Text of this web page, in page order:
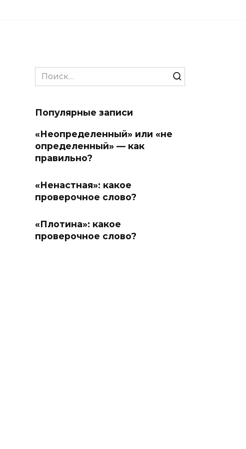
Search
for:
Популярные записи
«Неопределенный» или «не
определенный» — как
правильно?
«Ненастная»: какое
проверочное слово?
«Плотина»: какое
проверочное слово?